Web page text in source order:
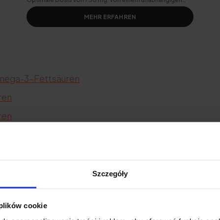
Szczegóły
cookie
Labor geprüft.
MEHR ERFAHREN
3-Fettsäuren